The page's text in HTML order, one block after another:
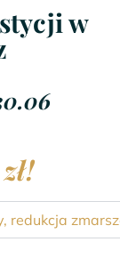
w
redukcja